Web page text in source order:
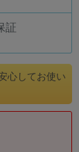
証
心してお使い